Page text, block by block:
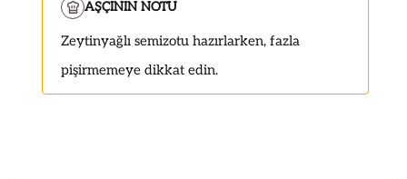
AŞÇININ NOTU
Zeytinyağlı semizotu hazırlarken, fazla
pişirmemeye dikkat edin.